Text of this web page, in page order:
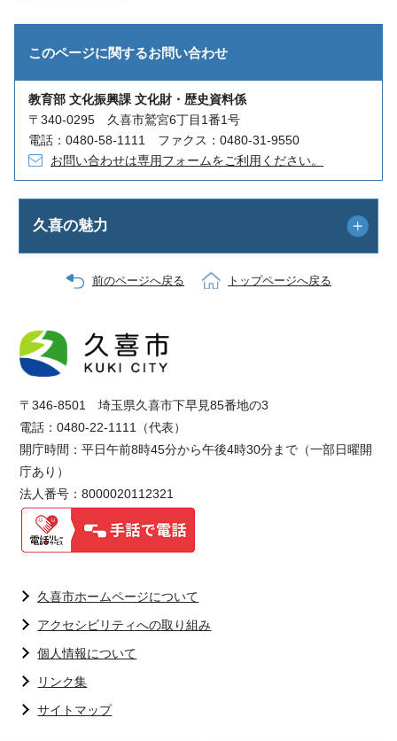
このページに関するお問い合わせ
教育部 文化振興課 文化財・歴史資料係
〒340-0295 久喜市鷲宮6丁目1番1号
電話：0480-58-1111 ファクス：0480-31-9550
お問い合わせは専用フォームをご利用ください。
久喜の魅力
前のページへ戻る トップページへ戻る
〒346-8501 埼玉県久喜市下早見85番地の3
電話：0480-22-1111（代表）
開庁時間：平日午前8時45分から午後4時30分まで（一部日曜開
庁あり）
法人番号：8000020112321
久喜市ホームページについて
アクセシビリティへの取り組み
個人情報について
リンク集
サイトマップ